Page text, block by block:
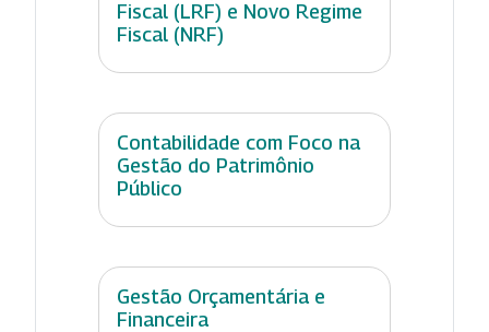
Fiscal (LRF) e Novo Regime
Fiscal (NRF)
Contabilidade com Foco na
Gestão do Patrimônio
Público
Gestão Orçamentária e
Financeira